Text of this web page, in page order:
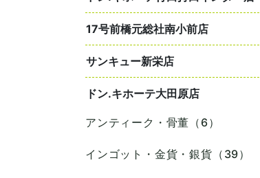
17号前橋元総社南小前店
サンキュー新栄店
ドン.キホーテ大田原店
アンティーク・骨董（6）
インゴット・金貨・銀貨（39）